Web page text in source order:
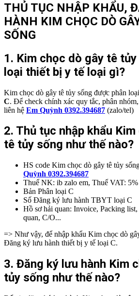
THỦ TỤC NHẬP KHẨU,
HÀNH KIM CHỌC DÒ
SỐNG
1. Kim chọc dò gây tê
loại thiết bị y tế loại gì?
Kim chọc dò gây tê tủy sống được phân
C. Để check chính xác quy tắc, phân
liên hệ Em Quỳnh 0392.394687 (zalo/tel)
2. Thủ tục nhập khẩu
tê tủy sống như thế nào?
HS code Kim chọc dò gây tê tủy
Quỳnh 0392.394687
Thuế NK: ib zalo em, Thuế VAT: 5%
Bản Phân loại C
Số Đăng ký lưu hành TBYT loại C
Hồ sơ hải quan: Invoice, Packing
quan, C/O...
=> Như vậy, để nhập khẩu Kim chọc dò
Đăng ký lưu hành thiết bị y tế loại C.
3. Đăng ký lưu hành Kim
tủy sống như thế nào?